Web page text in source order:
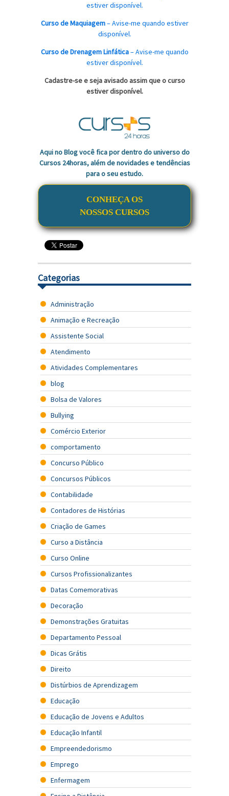
estiver disponível.
Curso de Maquiagem–Avise-me quando estiver
disponível.
Curso de Drenagem Linfática–Avise-me quando
estiver disponível.
Cadastre-se e seja avisado assim que o curso
estiver disponível.
Aqui no Blog você fica por dentro do universo do
Cursos 24horas, além de novidades e tendências
para o seu estudo.
CONHEÇA OS
NOSSOS CURSOS
Categorias
Administração
Animação e Recreação
Assistente Social
Atendimento
Atividades Complementares
blog
Bolsa de Valores
Bullying
Comércio Exterior
comportamento
Concurso Público
Concursos Públicos
Contabilidade
Contadores de Histórias
Criação de Games
Curso a Distância
Curso Online
Cursos Profissionalizantes
Datas Comemorativas
Decoração
Demonstrações Gratuitas
Departamento Pessoal
Dicas Grátis
Direito
Distúrbios de Aprendizagem
Educação
Educação de Jovens e Adultos
Educação Infantil
Empreendedorismo
Emprego
Enfermagem